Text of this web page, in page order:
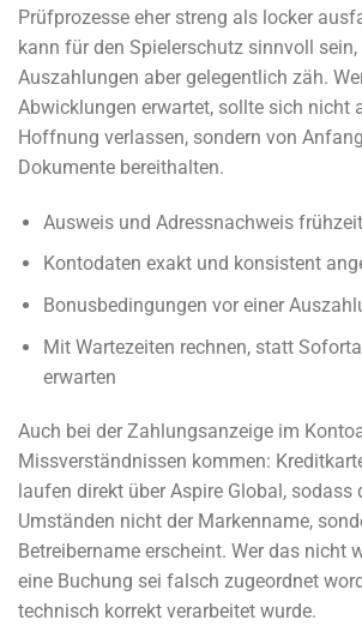
Prüfprozesse eher streng als locker
kann für den Spielerschutz sinnvoll
Auszahlungen aber gelegentlich zäh.
Abwicklungen erwartet, sollte sich nicht
Hoffnung verlassen, sondern von
Dokumente bereithalten.
Ausweis und Adressnachweis
Kontodaten exakt und konsistent
Bonusbedingungen vor einer
Mit Wartezeiten rechnen, statt
erwarten
Auch bei der Zahlungsanzeige im
Missverständnissen kommen:
laufen direkt über Aspire Global, sodass
Umständen nicht der Markenname,
Betreibername erscheint. Wer das nicht
eine Buchung sei falsch zugeordnet
technisch korrekt verarbeitet wurde.